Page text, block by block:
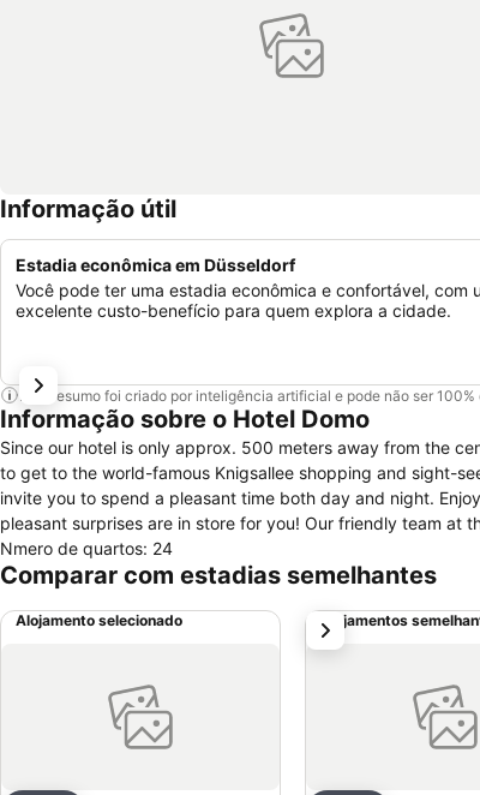
Informação útil
Estadia econômica em Düsseldorf
Você pode ter uma estadia econômica e confortável, com
excelente custo-benefício para quem explora a cidade.
Este resumo foi criado por inteligência artificial e pode não ser 100%
Informação sobre o Hotel Domo
Since our hotel is only approx. 500 meters away from the
to get to the world-famous Knigsallee shopping and sight-
invite you to spend a pleasant time both day and night.
pleasant surprises are in store for you! Our friendly team at the reception desk will
Nmero de quartos: 24
Comparar com estadias semelhantes
Alojamento selecionado Alojamentos
próximo